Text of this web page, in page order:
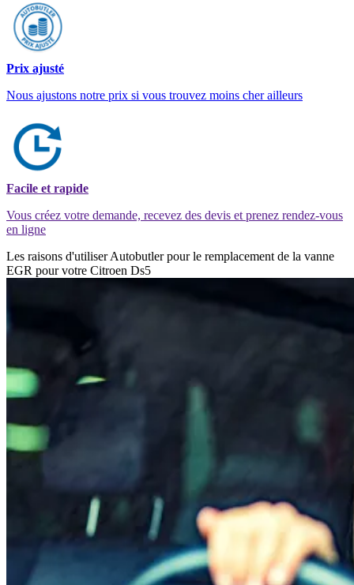
Prix ajusté
Nous ajustons notre prix si vous trouvez moins cher ailleurs
Facile et rapide
Vous créez votre demande, recevez des devis et prenez rendez-vous
en ligne
Les raisons d'utiliser Autobutler pour le remplacement de la vanne
EGR pour votre Citroen Ds5